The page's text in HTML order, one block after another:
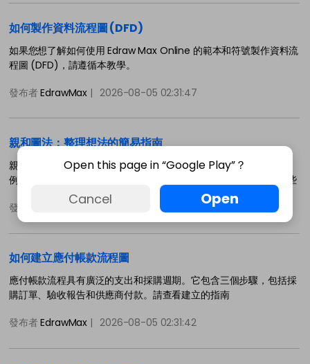
如何製作資料流程圖 (DFD)
如果您想了解如何使用 Edraw Max Online 的範本和符號製作資料流
程圖 (DFD)，請遵循本教學。
發布者EdrawMax | 2026-08-05 02:31:47
親和圖法：整理想法的簡易指南
親和圖法是一種組織想法和資訊的方法。如果您有大量混合的資料，
例如統計數據、使用者偏好、客戶需求、觀察結果和設計問題，這些
發布者 EdrawMax | 2026-08-05 02:31:45
如何建立應付帳款流程圖
應付帳款流程具有廣泛的支出和採購週期。它包含三個步驟，包括採
購訂單、驗收報告和供應商付款。請查看建立的指南
發布者EdrawMax | 2026-08-05 02:31:42
Open this page in “Google Play”？
Cancel Open